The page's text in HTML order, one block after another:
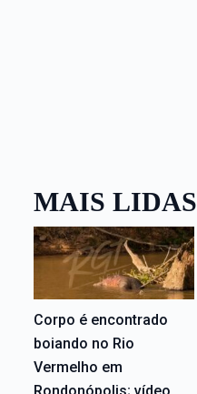
MAIS LIDAS
Corpo é encontrado
boiando no Rio
Vermelho em